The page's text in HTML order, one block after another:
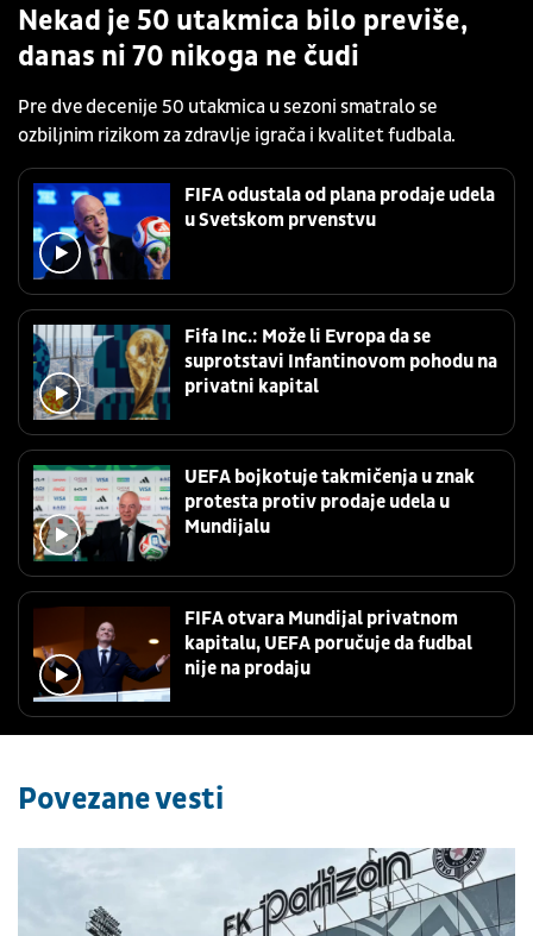
Nekad je 50 utakmica bilo previše,
danas ni 70 nikoga ne čudi
Pre dve decenije 50 utakmica u sezoni smatralo se
ozbiljnim rizikom za zdravlje igrača i kvalitet fudbala.
FIFA odustala od plana prodaje udela
u Svetskom prvenstvu
Fifa Inc.: Može li Evropa da se
suprotstavi Infantinovom pohodu na
privatni kapital
UEFA bojkotuje takmičenja u znak
protesta protiv prodaje udela u
Mundijalu
FIFA otvara Mundijal privatnom
kapitalu, UEFA poručuje da fudbal
nije na prodaju
Povezane vesti